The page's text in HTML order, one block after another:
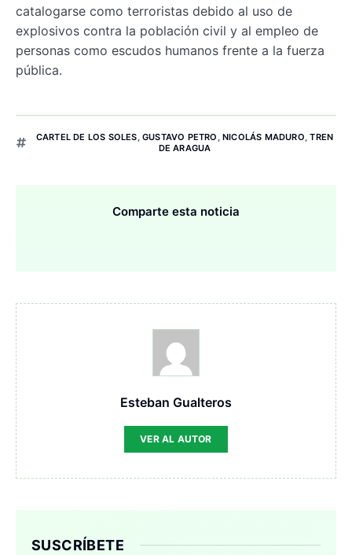
catalogarse como terroristas debido al uso de
explosivos contra la población civil y al empleo de
personas como escudos humanos frente a la fuerza
pública.
CARTEL DE LOS SOLES,GUSTAVO PETRO ,NICOLÁS MADURO,TREN
DE ARAGUA
Comparte esta noticia
Esteban Gualteros
VER AL AUTOR
SUSCRÍBETE